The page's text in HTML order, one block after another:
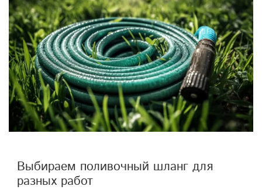
Выбираем поливочный шланг для
разных работ